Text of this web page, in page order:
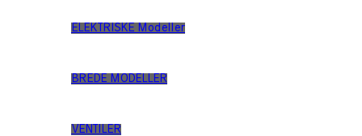
ELEKTRISKE Modeller
BREDE MODELLER
VENTILER